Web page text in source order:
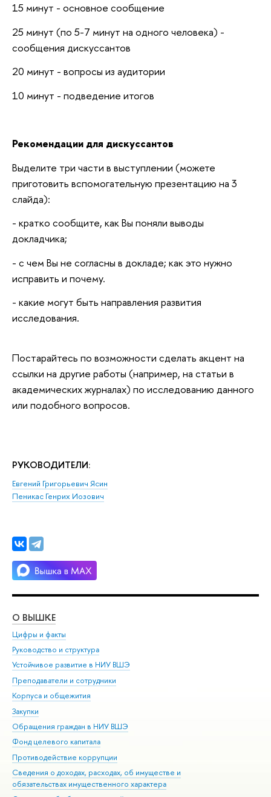
РУКОВОДИТЕЛИ:
Евгений Григорьевич Ясин
Пеникас Генрих Иозович
15 минут - основное сообщение
25 минут (по 5-7 минут на одного человека) -
сообщения дискуссантов
20 минут - вопросы из аудитории
10 минут - подведение итогов
Рекомендации для дискуссантов
Выделите три части в выступлении (можете
приготовить вспомогательную презентацию на 3
слайда):
- кратко сообщите, как Вы поняли выводы
докладчика;
- с чем Вы не согласны в докладе; как это нужно
исправить и почему.
- какие могут быть направления развития
исследования.
Постарайтесь по возможности сделать акцент на
ссылки на другие работы (например, на статьи в
академических журналах) по исследованию данного
или подобного вопросов.
О ВЫШКЕ
Цифры и факты
Руководство и структура
Устойчивое развитие в НИУ ВШЭ
Преподаватели и сотрудники
Корпуса и общежития
Закупки
Обращения граждан в НИУ ВШЭ
Фонд целевого капитала
Противодействие коррупции
Сведения о доходах, расходах, об имуществе и
обязательствах имущественного характера